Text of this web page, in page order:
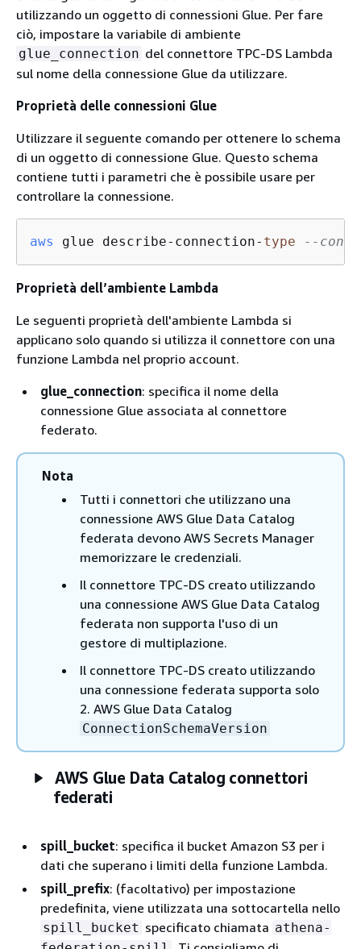
utilizzando un oggetto di connessioni Glue. Per fare
ciò, impostare la variabile di ambiente
glue_connection del connettore TPC-DS Lambda
sul nome della connessione Glue da utilizzare.
Proprietà delle connessioni Glue
Utilizzare il seguente comando per ottenere lo schema
di un oggetto di connessione Glue. Questo schema
contiene tutti i parametri che è possibile usare per
controllare la connessione.
aws glue describe-connection- type --
Proprietà dell’ambiente Lambda
Le seguenti proprietà dell'ambiente Lambda si
applicano solo quando si utilizza il connettore con una
funzione Lambda nel proprio account.
glue_connection: specifica il nome della
connessione Glue associata al connettore
federato.
Nota
Tutti i connettori che utilizzano una
connessione AWS Glue Data Catalog
federata devono AWS Secrets Manager
memorizzare le credenziali.
Il connettore TPC-DS creato utilizzando
una connessione AWS Glue Data Catalog
federata non supporta l'uso di un
gestore di multiplazione.
Il connettore TPC-DS creato utilizzando
una connessione federata supporta solo
2. AWS Glue Data Catalog
ConnectionSchemaVersion
AWS Glue Data Catalog connettori
federati
spill_bucket: specifica il bucket Amazon S3 per i
dati che superano i limiti della funzione Lambda.
spill_prefix: (facoltativo) per impostazione
predefinita, viene utilizzata una sottocartella nello
spill_bucket specificato chiamata athena-